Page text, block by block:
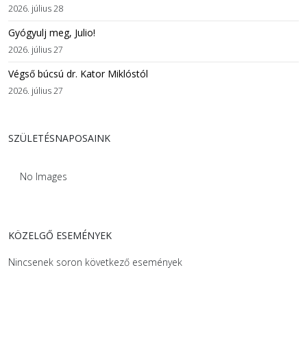
2026. július 28
Gyógyulj meg, Julio!
2026. július 27
Végső búcsú dr. Kator Miklóstól
2026. július 27
SZÜLETÉSNAPOSAINK
No Images
KÖZELGŐ ESEMÉNYEK
Nincsenek soron következő események